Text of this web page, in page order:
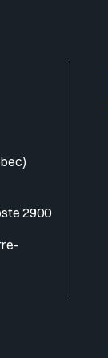
2900